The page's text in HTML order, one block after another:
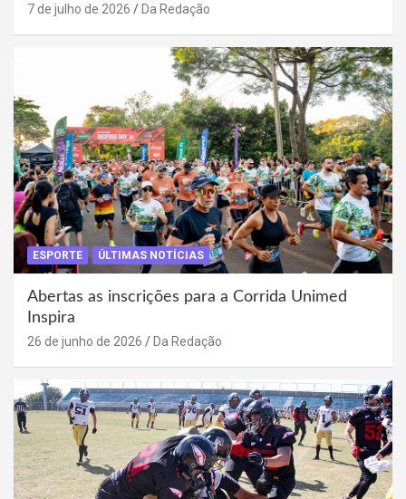
7 de julho de 2026 Da Redação
ESPORTE ÚLTIMAS NOTÍCIAS
Abertas as inscrições para a Corrida Unimed
Inspira
26 de junho de 2026 Da Redação